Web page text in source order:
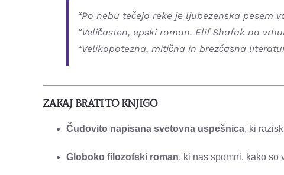
“Po nebu tečejo reke je ljubezenska pesem
“Veličasten, epski roman. Elif Shafak na
“Velikopotezna, mitična in brezčasna
ZAKAJ BRATI TO KNJIGO
Čudovito napisana svetovna uspešnica, ki
Globoko filozofski roman, ki nas spomni, kako so